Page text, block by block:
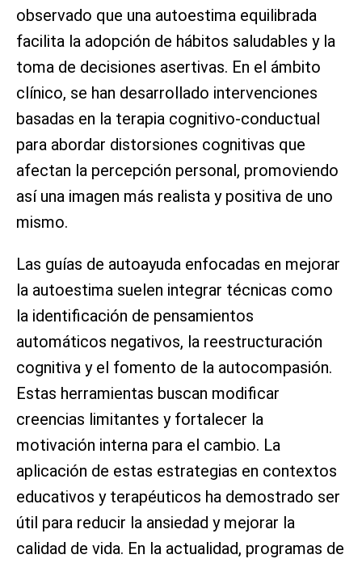
observado que una autoestima equilibrada
facilita la adopción de hábitos saludables y la
toma de decisiones asertivas. En el ámbito
clínico, se han desarrollado intervenciones
basadas en la terapia cognitivo-conductual
para abordar distorsiones cognitivas que
afectan la percepción personal, promoviendo
así una imagen más realista y positiva de uno
mismo.
Las guías de autoayuda enfocadas en mejorar
la autoestima suelen integrar técnicas como
la identificación de pensamientos
automáticos negativos, la reestructuración
cognitiva y el fomento de la autocompasión.
Estas herramientas buscan modificar
creencias limitantes y fortalecer la
motivación interna para el cambio. La
aplicación de estas estrategias en contextos
educativos y terapéuticos ha demostrado ser
útil para reducir la ansiedad y mejorar la
calidad de vida. En la actualidad, programas de